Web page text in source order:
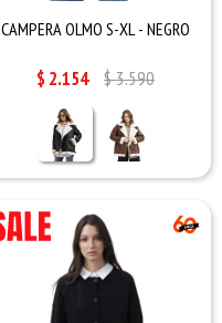
CAMPERA OLMO S-XL - NEGRO
$ 2.154 $3.590